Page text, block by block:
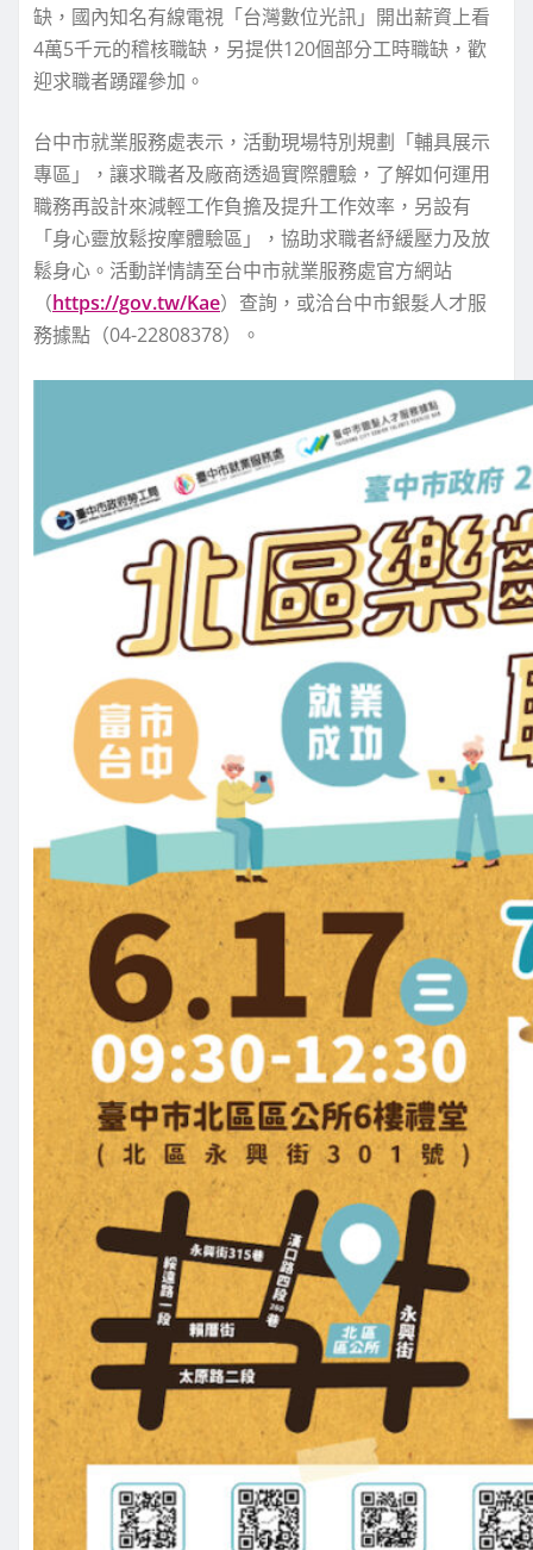
缺，國內知名有線電視「台灣數位光訊」開出薪資上看
4萬5千元的稽核職缺，另提供120個部分工時職缺，歡
迎求職者踴躍參加。
台中市就業服務處表示，活動現場特別規劃「輔具展示
專區」，讓求職者及廠商透過實際體驗，了解如何運用
職務再設計來減輕工作負擔及提升工作效率，另設有
「身心靈放鬆按摩體驗區」，協助求職者紓緩壓力及放
鬆身心。活動詳情請至台中市就業服務處官方網站
（https://gov.tw/Kae）查詢，或洽台中市銀髮人才服
務據點（04-22808378）。